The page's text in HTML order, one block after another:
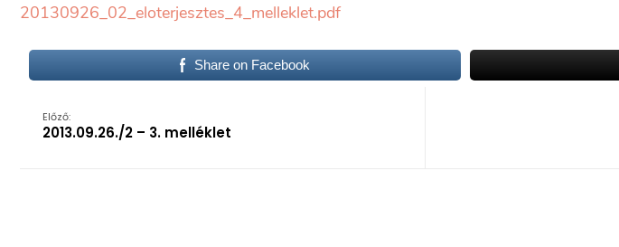
20130926_02_eloterjesztes_4_melleklet.pdf
Share on Facebook
Előző:
2013.09.26./2 – 3. melléklet